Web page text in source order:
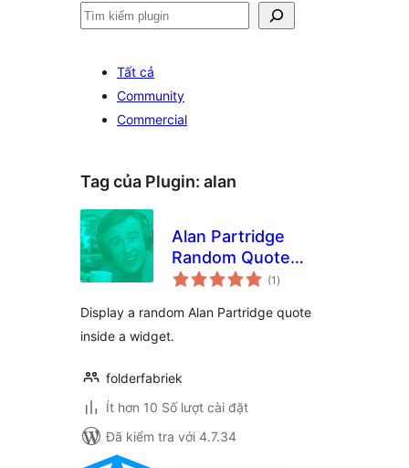
Tìm
Tất cả
Community
Commercial
Tag của Plugin: alan
Alan Partridge
Random Quote
Widget
(1 tổng
đánh
)
Display a random Alan Partridge quote
inside a widget.
folderfabriek
Ít hơn 10 Số lượt cài đặt
Đã kiểm tra với 4.7.34